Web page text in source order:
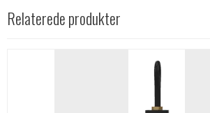
Relaterede produkter